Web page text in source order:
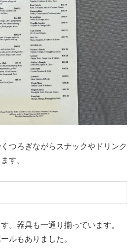
つろぎながらスナックやドリンク
す。
。器具も一通り揃っています。
ルもありました。